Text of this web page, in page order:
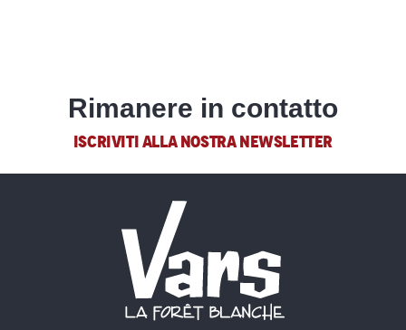
Rimanere in contatto
ISCRIVITI ALLA NOSTRA NEWSLETTER